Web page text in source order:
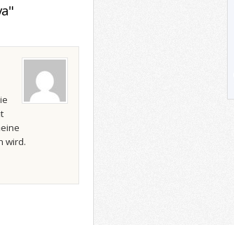
wird.